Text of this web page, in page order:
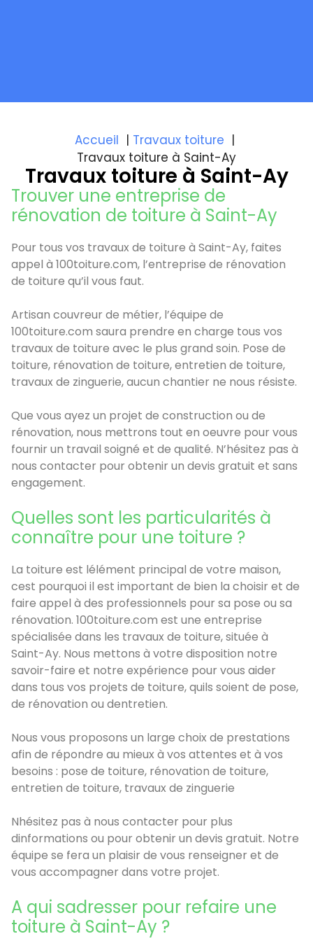
Accueil
Travaux toiture
Travaux toiture à Saint-Ay
Travaux toiture à Saint-Ay
Trouver une entreprise de
rénovation de toiture à Saint-Ay
Pour tous vos travaux de toiture à Saint-Ay, faites
appel à 100toiture.com, l’entreprise de rénovation
de toiture qu’il vous faut.
Artisan couvreur de métier, l’équipe de
100toiture.com saura prendre en charge tous vos
travaux de toiture avec le plus grand soin. Pose de
toiture, rénovation de toiture, entretien de toiture,
travaux de zinguerie, aucun chantier ne nous résiste.
Que vous ayez un projet de construction ou de
rénovation, nous mettrons tout en oeuvre pour vous
fournir un travail soigné et de qualité. N’hésitez pas à
nous contacter pour obtenir un devis gratuit et sans
engagement.
Quelles sont les particularités à
connaître pour une toiture ?
La toiture est lélément principal de votre maison,
cest pourquoi il est important de bien la choisir et de
faire appel à des professionnels pour sa pose ou sa
rénovation. 100toiture.com est une entreprise
spécialisée dans les travaux de toiture, située à
Saint-Ay. Nous mettons à votre disposition notre
savoir-faire et notre expérience pour vous aider
dans tous vos projets de toiture, quils soient de pose,
de rénovation ou dentretien.
Nous vous proposons un large choix de prestations
afin de répondre au mieux à vos attentes et à vos
besoins : pose de toiture, rénovation de toiture,
entretien de toiture, travaux de zinguerie
Nhésitez pas à nous contacter pour plus
dinformations ou pour obtenir un devis gratuit. Notre
équipe se fera un plaisir de vous renseigner et de
vous accompagner dans votre projet.
A qui sadresser pour refaire une
toiture à Saint-Ay ?